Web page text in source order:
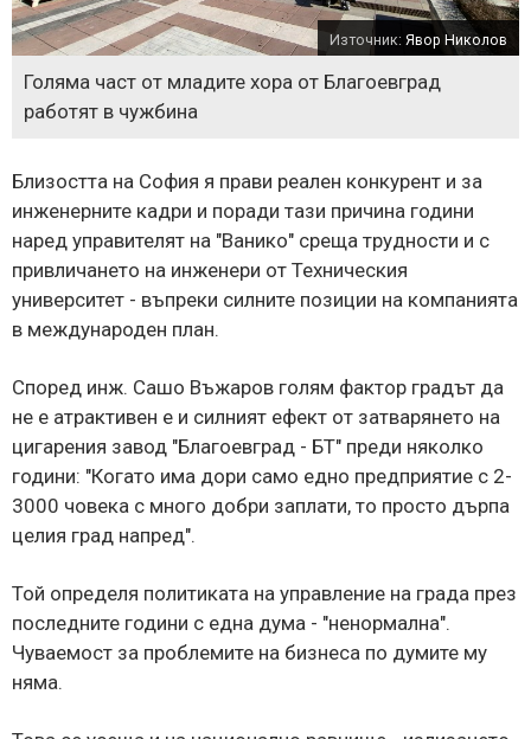
Източник: Явор Николов
Голяма част от младите хора от Благоевград
работят в чужбина
Близостта на София я прави реален конкурент и за
инженерните кадри и поради тази причина години
наред управителят на "Ванико" среща трудности и с
привличането на инженери от Техническия
университет - въпреки силните позиции на компанията
в международен план.
Според инж. Сашо Въжаров голям фактор градът да
не е атрактивен е и силният ефект от затварянето на
цигарения завод "Благоевград - БТ" преди няколко
години: "Когато има дори само едно предприятие с 2-
3000 човека с много добри заплати, то просто дърпа
целия град напред".
Той определя политиката на управление на града през
последните години с една дума - "ненормална".
Чуваемост за проблемите на бизнеса по думите му
няма.